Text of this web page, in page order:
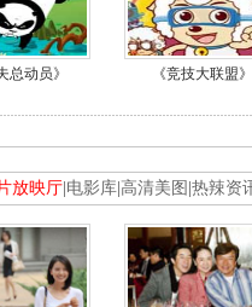
总动员》 《竞技大联盟》
放映厅 电影库 高清美图 热辣资